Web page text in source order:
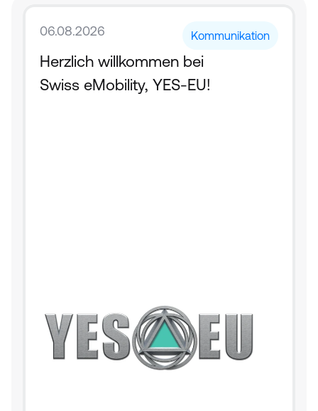
06.08.2026 Kommunikation
Herzlich willkommen bei
Swiss eMobility, YES-EU!